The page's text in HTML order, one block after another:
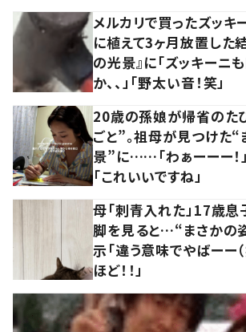
メルカリで買ったズッキ
に植えて3ヶ月放置し
の光景』に「ズッキーニ
か、、」「野太い音！笑」
20歳の孫娘が帰省のた
ごと”。祖母が見つけた
景”に……「わぁーーー！
「これいいですね」
母「刺青入れた」17歳息子
脚を見ると…“まさかの
示「違う意味でやばーー（
ほど！！」